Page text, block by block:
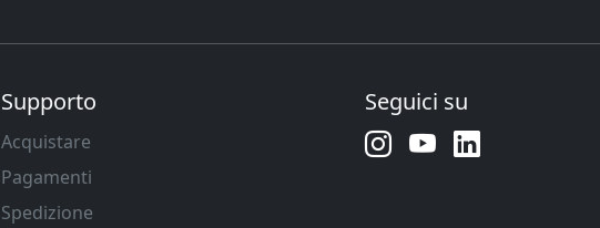
Supporto
Acquistare
Pagamenti
Spedizione
Seguici su